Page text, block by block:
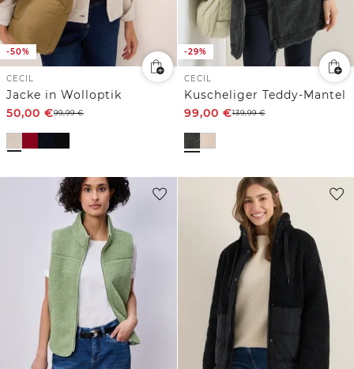
-50%
CECIL
Jacke in Wolloptik
50,00 €99,99€
-29%
CECIL
Kuscheliger Teddy-Mantel
99,00 €139,99€